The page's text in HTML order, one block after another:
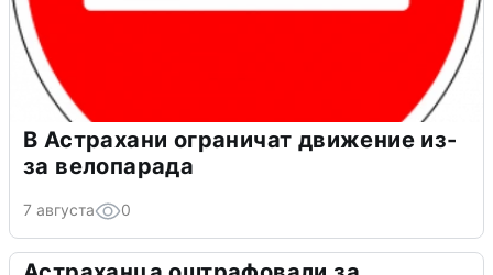
В Астрахани ограничат движение из-
за велопарада
7 августа 0